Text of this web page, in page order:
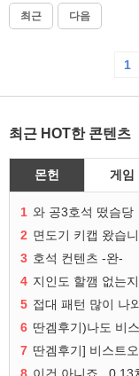
최근 다음
1
최근 HOT한 콘텐츠
몬헌 게임
1 와 공3호석 떴슴당
2 면도기 키캡 왔습
3 호석 컨텐츠 -완-
4 지인도 할깸 없는
5 접대 패턴 많이 나
6 딴겜후기)나도 비
7 딴겜후기] 비스트
8 이건 아니죠.. 0.13